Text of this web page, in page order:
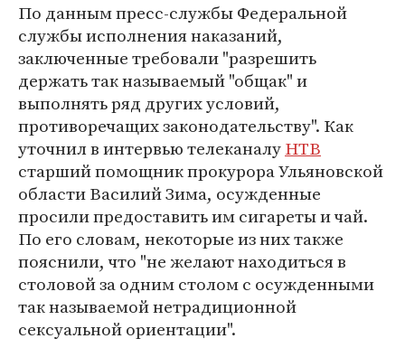
По данным пресс-службы Федеральной
службы исполнения наказаний,
заключенные требовали "разрешить
держать так называемый "общак" и
выполнять ряд других условий,
противоречащих законодательству". Как
уточнил в интервью телеканалуНТВ
старший помощник прокурора Ульяновской
области Василий Зима, осужденные
просили предоставить им сигареты и чай.
По его словам, некоторые из них также
пояснили, что "не желают находиться в
столовой за одним столом с осужденными
так называемой нетрадиционной
сексуальной ориентации".